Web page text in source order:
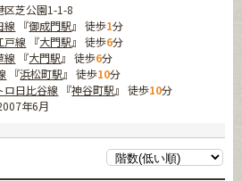
区芝公園1-1-8
線 『御成門駅』 徒歩1分
戸線 『大門駅』 徒歩6分
線 『大門駅』 徒歩6分
『浜松町駅』 徒歩10分
ロ日比谷線 『神谷町駅』 徒歩10分
年6月